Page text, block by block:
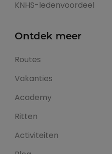
KNHS-ledenvoordeel
Ontdek meer
Routes
Vakanties
Academy
Ritten
Activiteiten